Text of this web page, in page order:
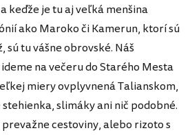
keďže je tu aj veľká menšina
ako Maroko či Kamerun, ktorí sú
sú tu vášne obrovské. Náš
na večeru do Starého Mesta
miery ovplyvnená Talianskom,
slimáky ani nič podobné.
cestoviny, alebo rizoto s